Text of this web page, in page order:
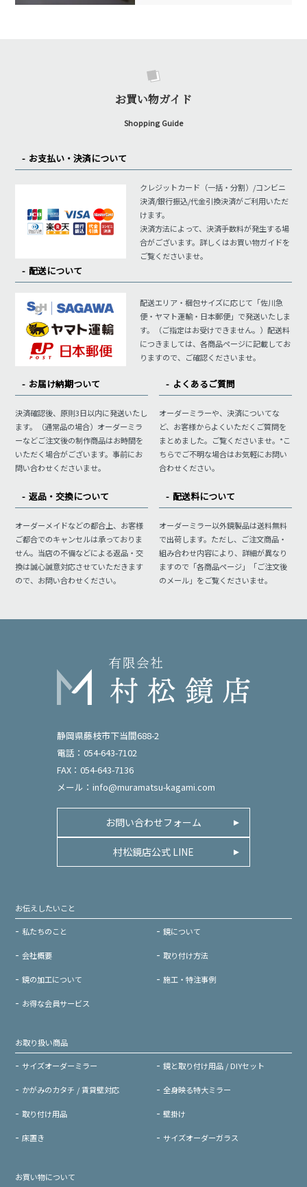
お買い物ガイド
Shopping Guide
お支払い・決済について
クレジットカード（一括・分割）/コンビニ
決済/銀行振込/代金引換決済がご利用いただ
けます。
決済方法によって、決済手数料が発生する場
合がございます。詳しくはお買い物ガイドを
ご覧くださいませ。
配送について
配送エリア・梱包サイズに応じて「佐川急
便・ヤマト運輸・日本郵便」で発送いたしま
す。（ご指定はお受けできません。）配送料
につきましては、各商品ページに記載してお
りますので、ご確認くださいませ。
お届け納期ついて
決済確認後、原則3日以内に発送いたし
ます。（通常品の場合）オーダーミラ
ーなどご注文後の制作商品はお時間を
いただく場合がございます。事前にお
問い合わせくださいませ。
よくあるご質問
オーダーミラーや、決済についてな
ど、お客様からよくいただくご質問を
まとめました。ご覧くださいませ。*こ
ちらでご不明な場合はお気軽にお問い
合わせください。
返品・交換について
オーダーメイドなどの都合上、お客様
ご都合でのキャンセルは承っておりま
せん。当店の不備などによる返品・交
換は誠心誠意対応させていただきます
ので、お問い合わせください。
配送料について
オーダーミラー以外鏡製品は送料無料
で出荷します。ただし、ご注文商品・
組み合わせ内容により、詳細が異なり
ますので「各商品ページ」「ご注文後
のメール」をご覧くださいませ。
静岡県藤枝市下当間688-2
電話：054-643-7102
FAX：054-643-7136
メール： info@muramatsu-kagami.com
お問い合わせフォーム
村松鏡店公式 LINE
お伝えしたいこと
私たちのこと 鏡について
会社概要 取り付け方法
鏡の加工について 施工・特注事例
お得な会員サービス
お取り扱い商品
サイズオーダーミラー 鏡と取り付け用品 / DIYセット
かがみのカタチ / 賃貸壁対応 全身映る特大ミラー
取り付け用品 壁掛け
床置き サイズオーダーガラス
お買い物について